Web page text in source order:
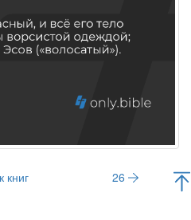
книг 26